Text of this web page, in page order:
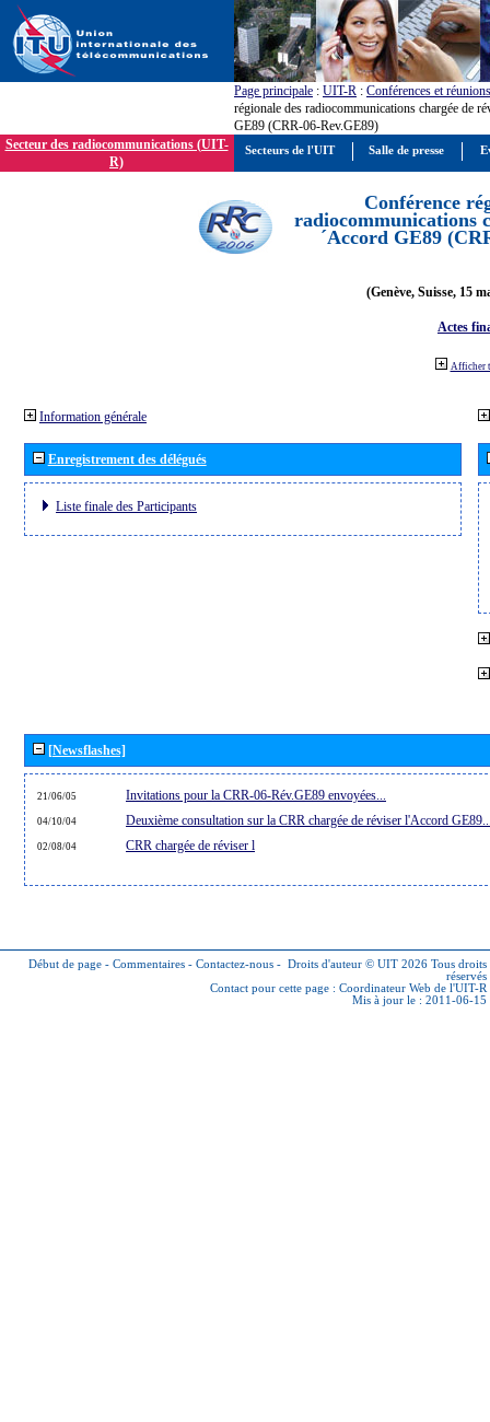
Page principale : UIT-R : Conférences et réunions
régionale des radiocommunications chargée de
GE89 (CRR-06-Rev.GE89)
Secteur des radiocommunications (UIT-
R)
Conférence
radiocommunications
´Accord GE89
(Genève, Suisse, 15
Actes
Afficher
Information générale
Enregistrement des délégués
Liste finale des Participants
[Newsflashes]
21/06/05 Invitations pour la CRR-06-Rév.GE89 envoyées...
04/10/04 Deuxième consultation sur la CRR chargée de réviser l'Accord
02/08/04 CRR chargée de réviser l
Début de page - Commentaires - Contactez-nous - Droits d'auteur © UIT 2026 Tous droits
réservés
Contact pour cette page : Coordinateur Web de l'UIT-R
Mis à jour le : 2011-06-15
Secteurs de l'UIT Salle de presse